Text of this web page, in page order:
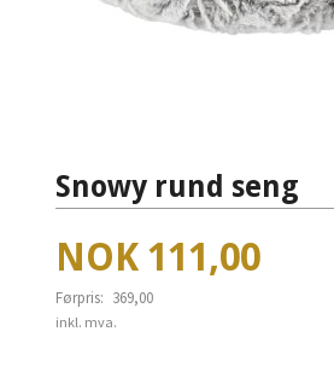
Snowy rund seng
Tilbud
NOK 111,00
Førpris: 369,00
Rabatt
inkl. mva.